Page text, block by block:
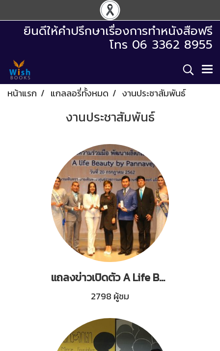
ยินดีให้คำปรึกษาเรื่องการทำหนังสือฟรี
โทร 06 3362 8955
หน้าแรก แกลลอรี่ทั้งหมด งานประชาสัมพันธ์
งานประชาสัมพันธ์
แถลงข่าวเปิดตัว A Life Beauty by Pannavej
2798 ผู้ชม